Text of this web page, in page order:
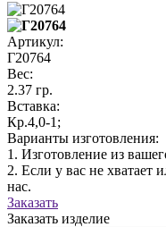
Артикул:
Г20764
Вес:
2.37 гр.
Вставка:
Кр.4,0-1;
Варианты изготовления:
1. Изготовление из
2. Если у вас не хватает
нас.
Заказать
Заказать изделие